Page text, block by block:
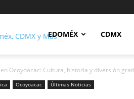
Notidex
EDOMÉX CDMX
Ocoyoacac: Cultura, historia y diversión
Ocoyoacac Últimas Noticias